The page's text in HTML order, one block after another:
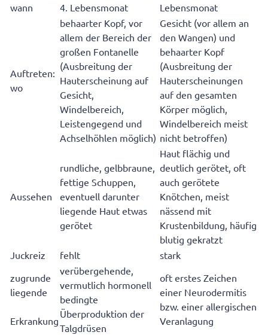
wann
4. Lebensmonat
Lebensmonat
Auftreten:
wo
behaarter Kopf, vor
allem der Bereich der
großen Fontanelle
(Ausbreitung der
Hauterscheinung auf
Gesicht,
Windelbereich,
Leistengegend und
Achselhöhlen möglich)
Gesicht (vor allem an
den Wangen) und
behaarter Kopf
(Ausbreitung der
Hauterscheinungen
auf den gesamten
Körper möglich,
Windelbereich meist
nicht betroffen)
Aussehen
rundliche, gelbbraune,
fettige Schuppen,
eventuell darunter
liegende Haut etwas
gerötet
Haut flächig und
deutlich gerötet, oft
auch gerötete
Knötchen, meist
nässend mit
Krustenbildung, häufig
blutig gekratzt
Juckreiz
fehlt
stark
zugrunde
liegende
Erkrankung
verübergehende,
vermutlich hormonell
bedingte
Überproduktion der
Talgdrüsen
oft erstes Zeichen
einer Neurodermitis
bzw. einer allergischen
Veranlagung